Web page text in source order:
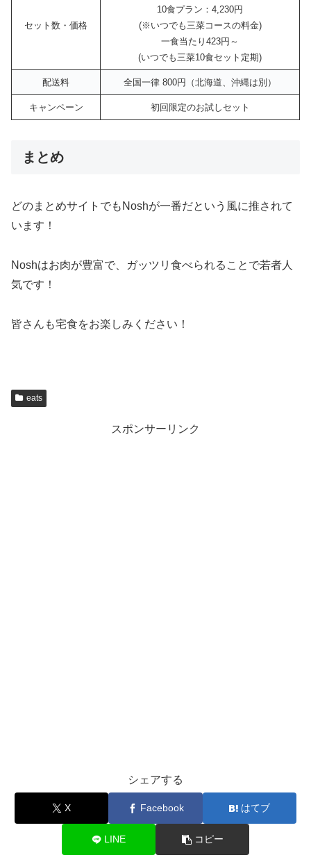
セット数・価格
10食プラン：4,230円
(※いつでも三菜コースの料金)
一食当たり423円～
(いつでも三菜10食セット定期)
配送料 全国一律 800円（北海道、沖縄は別）
キャンペーン 初回限定のお試しセット
まとめ
どのまとめサイトでもNoshが一番だという風に推されて
います！
Noshはお肉が豊富で、ガッツリ食べられることで若者人
気です！
皆さんも宅食をお楽しみください！
eats
スポンサーリンク
シェアする
X Facebook はてブ
LINE コピー